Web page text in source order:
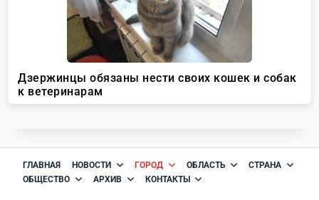
ГЛАВНАЯ НОВОСТИ ГОРОД ОБЛАСТЬ
СТРАНА
ОБЩЕСТВО
АРХИВ КОНТАКТЫ